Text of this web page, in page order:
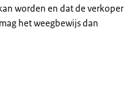
worden en dat de verkoper
het weegbewijs dan